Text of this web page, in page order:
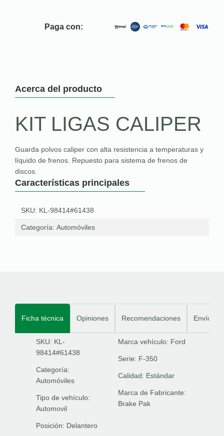
Paga con:
Acerca del producto
KIT LIGAS CALIPER
Guarda polvos caliper con alta resistencia a temperaturas y
líquido de frenos. Repuesto para sistema de frenos de
discos.
Características principales
SKU: KL-98414#61438
Categoría: Automóviles
Ficha técnica Opiniones Recomendaciones Envíos
SKU: KL-
98414#61438
Categoría:
Automóviles
Tipo de vehículo:
Automovil
Posición: Delantero
Marca vehículo: Ford
Serie: F-350
Calidad: Estándar
Marca de Fabricante:
Brake Pak